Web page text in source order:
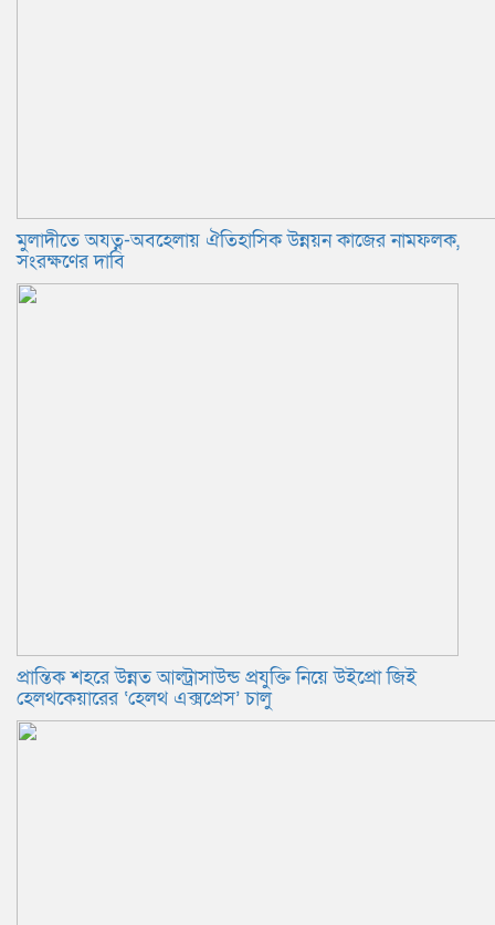
মুলাদীতে অযত্ন-অবহেলায় ঐতিহাসিক উন্নয়ন কাজের নামফলক,
সংরক্ষণের দাবি
প্রান্তিক শহরে উন্নত আল্ট্রাসাউন্ড প্রযুক্তি নিয়ে উইপ্রো জিই
হেলথকেয়ারের ‘হেলথ এক্সপ্রেস’ চালু